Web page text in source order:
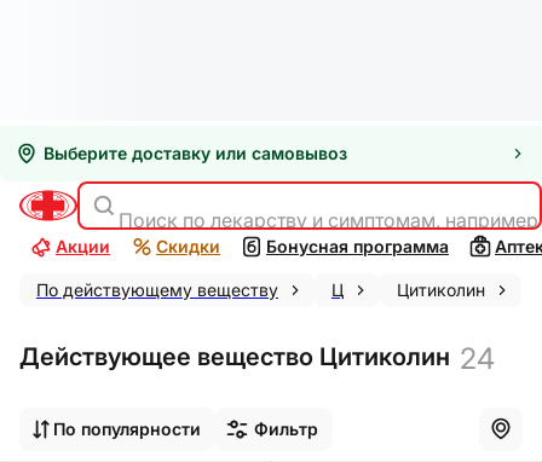
Выберите доставку или самовывоз
Поиск по лекарству и симптомам,
Акции Скидки Бонусная программа
По действующему веществу Ц Цитиколин
Действующее вещество Цитиколин 24
По популярности Фильтр